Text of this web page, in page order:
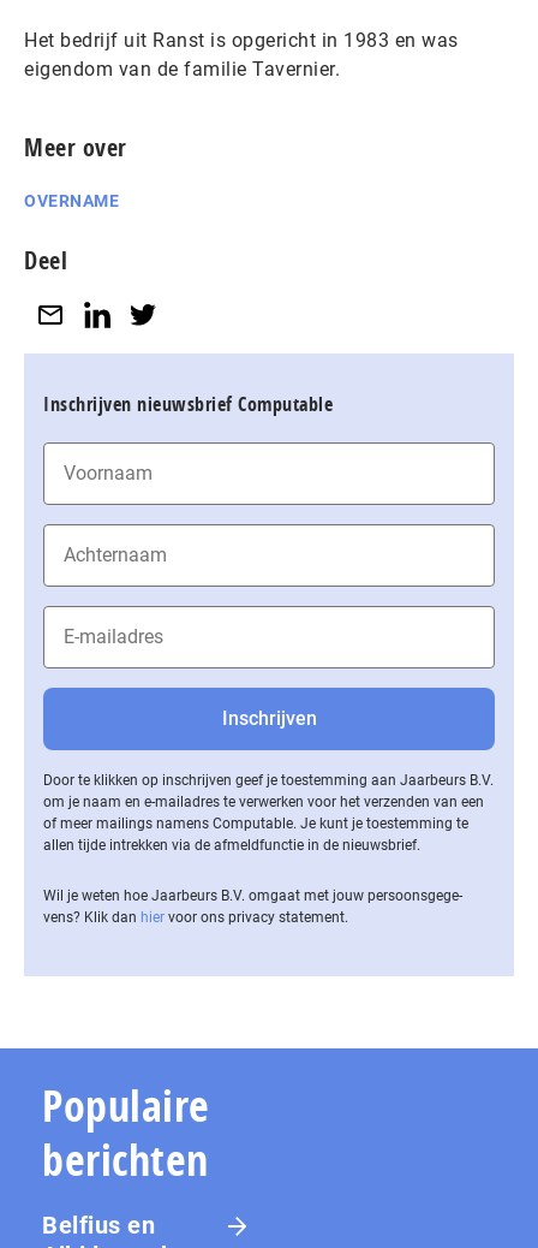
Het bedrijf uit Ranst is opgericht in 1983 en was
eigendom van de familie Tavernier.
Meer over
OVERNAME
Deel
Inschrijven nieuwsbrief Computable
Door te klikken op inschrijven geef je toestemming aan Jaarbeurs B.V.
om je naam en e-mailadres te verwerken voor het verzenden van een
of meer mailings namens Computable. Je kunt je toestemming te
allen tijde intrekken via de af­meld­func­tie in de nieuwsbrief.
Wil je weten hoe Jaarbeurs B.V. omgaat met jouw per­soons­ge­ge­
vens? Klik dan hier voor ons privacy statement.
Populaire
berichten
Belfius en